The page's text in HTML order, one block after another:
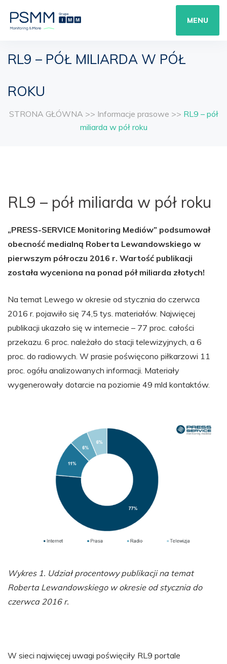
MENU
RL9 – PÓŁ MILIARDA W PÓŁ
ROKU
STRONA GŁÓWNA >> Informacje prasowe >> RL9 – pół
miliarda w pół roku
RL9 – pół miliarda w pół roku
„PRESS-SERVICE Monitoring Mediów” podsumował
obecność medialną Roberta Lewandowskiego w
pierwszym półroczu 2016 r. Wartość publikacji
została wyceniona na ponad pół miliarda złotych!
Na temat Lewego w okresie od stycznia do czerwca
2016 r. pojawiło się 74,5 tys. materiałów. Najwięcej
publikacji ukazało się w internecie – 77 proc. całości
przekazu. 6 proc. należało do stacji telewizyjnych, a 6
proc. do radiowych. W prasie poświęcono piłkarzowi 11
proc. ogółu analizowanych informacji. Materiały
wygenerowały dotarcie na poziomie 49 mld kontaktów.
Wykres 1. Udział procentowy publikacji na temat
Roberta Lewandowskiego w okresie od stycznia do
czerwca 2016 r.
W sieci najwięcej uwagi poświęciły RL9 portale